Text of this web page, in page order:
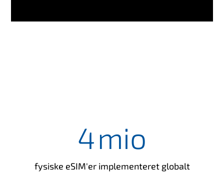
4mio
fysiske eSIM'er implementeret globalt